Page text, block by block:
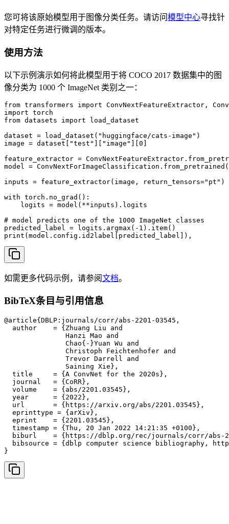
您可将该原始模型用于图像分类任务。请访问模型中心寻找针
对特定任务进行微调的版本。
使用方法
以下示例演示如何将此模型用于将 COCO 2017 数据集中的图
像分类为 1000 个 ImageNet 类别之一：
from transformers import ConvNextFeatureExtractor,
import torch
from datasets import load_dataset
dataset = load_dataset("huggingface/cats-image")
image = dataset["test"]["image"][0]
feature_extractor =
model =
inputs = feature_extractor(image, return_tensors="pt")
with torch.no_grad():
    logits = model(**inputs).logits
# model predicts one of the 1000 ImageNet classes
predicted_label = logits.argmax(-1).item()
print(model.config.id2label[predicted_label]),
如需更多代码示例，请参阅文档。
BibTeX条目与引用信息
@article{DBLP:journals/corr/abs-2201-03545,
  author    = {Zhuang Liu and
               Hanzi Mao and
               Chao{-}Yuan Wu and
               Christoph Feichtenhofer and
               Trevor Darrell and
               Saining Xie},
  title     = {A ConvNet for the 2020s},
  journal   = {CoRR},
  volume    = {abs/2201.03545},
  year      = {2022},
  url       = {https://arxiv.org/abs/2201.03545},
  eprinttype = {arXiv},
  eprint    = {2201.03545},
  timestamp = {Thu, 20 Jan 2022 14:21:35 +0100},
biburl    = {https://dblp.org/rec/journals/corr/abs-
bibsource = {dblp computer science bibliography,
}